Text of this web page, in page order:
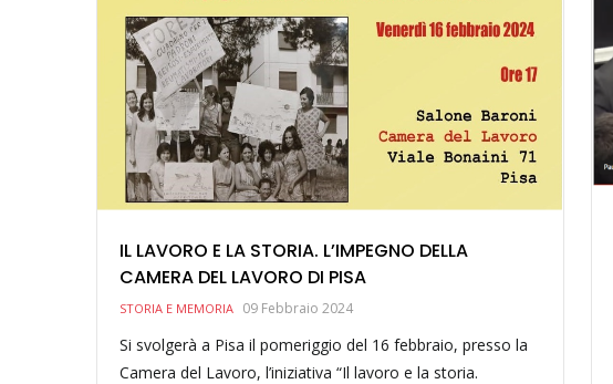
IL LAVORO E LA STORIA. L’IMPEGNO DELLA
CAMERA DEL LAVORO DI PISA
STORIA E MEMORIA 09 Febbraio 2024
Si svolgerà a Pisa il pomeriggio del 16 febbraio, presso la
Camera del Lavoro, l’iniziativa “Il lavoro e la storia.